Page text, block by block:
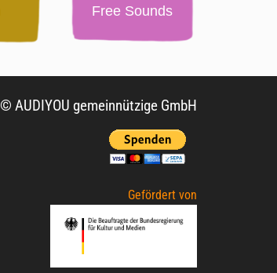
Free Sounds
© AUDIYOU gemeinnützige GmbH
Gefördert von